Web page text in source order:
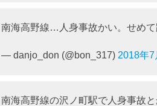
南海高野線…人身事故かい。せめて
— danjo_don (@bon_317) 2018年7
南海高野線の沢ノ町駅で人身事故と